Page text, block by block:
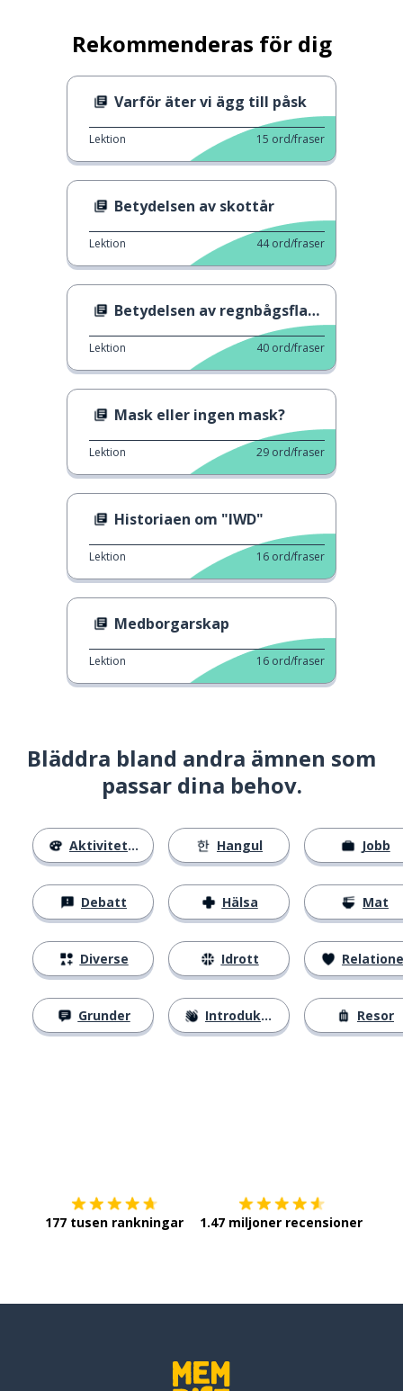
Rekommenderas för dig
Varför äter vi ägg till påsk
Lektion 15 ord/fraser
Betydelsen av skottår
Lektion 44 ord/fraser
Betydelsen av regnbågsflaggan
Lektion 40 ord/fraser
Mask eller ingen mask?
Lektion 29 ord/fraser
Historiaen om "IWD"
Lektion 16 ord/fraser
Medborgarskap
Lektion 16 ord/fraser
Bläddra bland andra ämnen som
passar dina behov.
Aktiviteter
Debatt
Diverse
Grunder
Hangul
Hälsa
Idrott
Introduktion
Jobb
Mat
Resor
177 tusen rankningar 1.47 miljoner recensioner